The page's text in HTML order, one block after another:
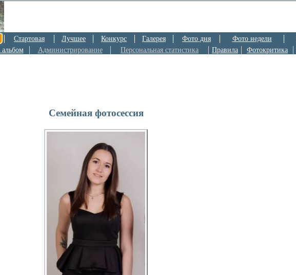
Стартовая Лучшее Конкурс Галерея Фото дня Фото недели
альбом Администрирование Персональная статистика Правила Фотокритика
Семейная фотосессия